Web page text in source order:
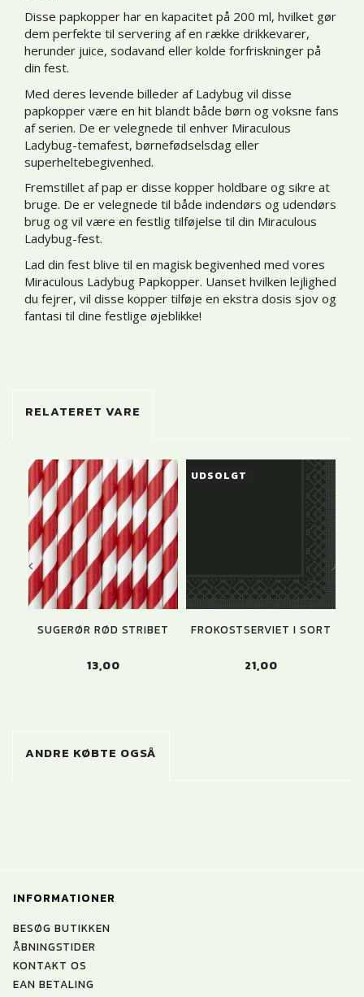
Disse papkopper har en kapacitet på 200 ml, hvilket gør
dem perfekte til servering af en række drikkevarer,
herunder juice, sodavand eller kolde forfriskninger på
din fest.
Med deres levende billeder af Ladybug vil disse
papkopper være en hit blandt både børn og voksne fans
af serien. De er velegnede til enhver Miraculous
Ladybug-temafest, børnefødselsdag eller
superheltebegivenhed.
Fremstillet af pap er disse kopper holdbare og sikre at
bruge. De er velegnede til både indendørs og udendørs
brug og vil være en festlig tilføjelse til din Miraculous
Ladybug-fest.
Lad din fest blive til en magisk begivenhed med vores
Miraculous Ladybug Papkopper. Uanset hvilken lejlighed
du fejrer, vil disse kopper tilføje en ekstra dosis sjov og
fantasi til dine festlige øjeblikke!
RELATERET VARE
SUGERØR RØD STRIBET
13,00
UDSOLGT
FROKOSTSERVIET I SORT
21,00
ANDRE KØBTE OGSÅ
INFORMATIONER
BESØG BUTIKKEN
ÅBNINGSTIDER
KONTAKT OS
EAN BETALING